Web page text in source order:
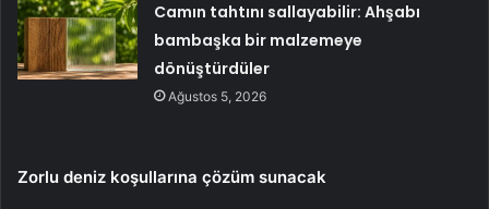
Camın tahtını sallayabilir: Ahşabı
bambaşka bir malzemeye
dönüştürdüler
Ağustos 5, 2026
Zorlu deniz koşullarına çözüm sunacak